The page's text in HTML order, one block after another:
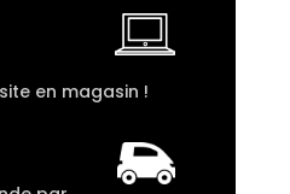
en magasin !